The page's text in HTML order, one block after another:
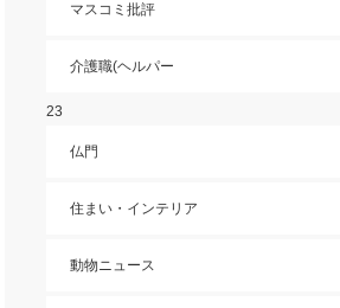
マスコミ批評
介護職(ヘルパー
23
仏門
住まい・インテリア
動物ニュース